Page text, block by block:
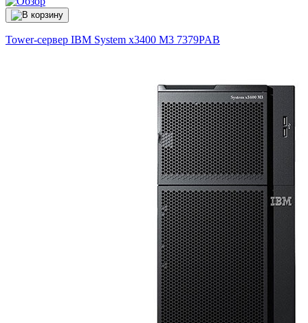
Tower-сервер IBM System x3400 M3 7379PAB